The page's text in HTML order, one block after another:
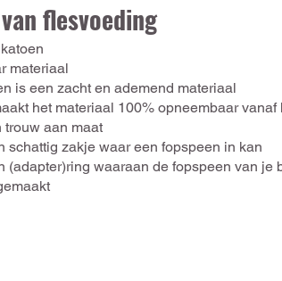
flesvoeding
materiaal
is een zacht en ademend materiaal
het materiaal 100% opneembaar vanaf
trouw aan maat
schattig zakje waar een fopspeen in kan
(adapter)ring waaraan de fopspeen van je